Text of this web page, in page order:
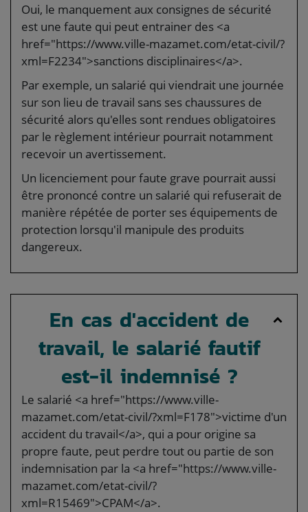
Oui, le manquement aux consignes de sécurité
est une faute qui peut entrainer des <a
href="https://www.ville-mazamet.com/etat-civil/?
xml=F2234">sanctions disciplinaires</a>.
Par exemple, un salarié qui viendrait une journée
sur son lieu de travail sans ses chaussures de
sécurité alors qu'elles sont rendues obligatoires
par le règlement intérieur pourrait notamment
recevoir un avertissement.
Un licenciement pour faute grave pourrait aussi
être prononcé contre un salarié qui refuserait de
manière répétée de porter ses équipements de
protection lorsqu'il manipule des produits
dangereux.
En cas d'accident de
travail, le salarié fautif
est-il indemnisé ?
Le salarié <a href="https://www.ville-
mazamet.com/etat-civil/?xml=F178">victime d'un
accident du travail</a>, qui a pour origine sa
propre faute, peut perdre tout ou partie de son
indemnisation par la <a href="https://www.ville-
mazamet.com/etat-civil/?
xml=R15469">CPAM</a>.